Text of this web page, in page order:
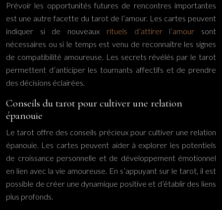
Prévoir les opportunités futures de rencontres importantes
est une autre facette du tarot de l’amour. Les cartes peuvent
indiquer si de nouveaux rituels d’attirer l’amour sont
nécessaires ou si le temps est venu de reconnaître les signes
de compatibilité amoureuse. Les secrets révélés par le tarot
permettent d’anticiper les tournants affectifs et de prendre
des décisions éclairées.
Conseils du tarot pour cultiver une relation
épanouie
Le tarot offre des conseils précieux pour cultiver une relation
épanouie. Les cartes peuvent aider à explorer les potentiels
de croissance personnelle et de développement émotionnel
en lien avec la vie amoureuse. En s’appuyant sur le tarot, il est
possible de créer une dynamique positive et d’établir des liens
plus profonds.